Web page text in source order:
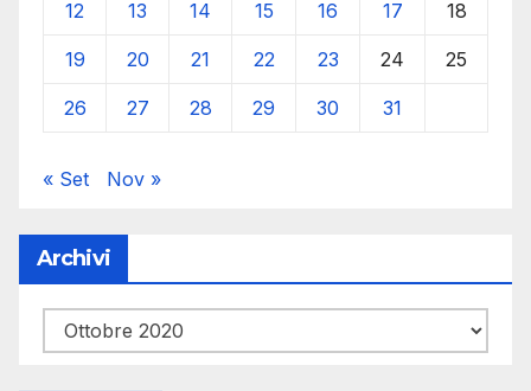
12 13 14 15 16 17 18
19 20 21 22 23 24 25
26 27 28 29 30 31
« Set Nov »
Archivi
Archivi